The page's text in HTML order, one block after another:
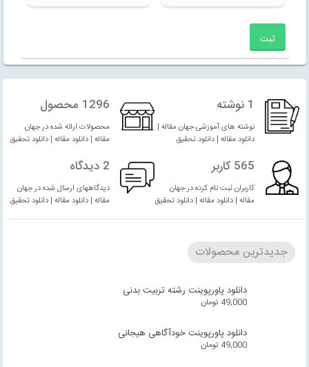
1 نوشته
نوشته های آموزشی جهان مقاله |
دانلود مقاله | دانلود تحقیق
1296 محصول
محصولات ارائه شده در جهان
مقاله | دانلود مقاله | دانلود تحقیق
565 کاربر
کاربران ثبت نام کرده در جهان
مقاله | دانلود مقاله | دانلود تحقیق
2 دیدگاه
دیدگاههای ارسال شده در جهان
مقاله | دانلود مقاله | دانلود تحقیق
جدیدترین محصولات
دانلود پاورپوینت رشته تربیت بدنی
49,000 تومان
دانلود پاورپوینت خودآگاهی هیجانی
49,000 تومان